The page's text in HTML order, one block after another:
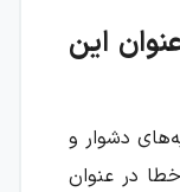
این
دشوار و
در عنوان